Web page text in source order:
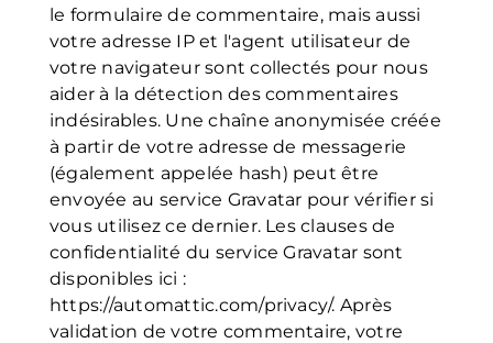
le formulaire de commentaire, mais aussi
votre adresse IP et l'agent utilisateur de
votre navigateur sont collectés pour nous
aider à la détection des commentaires
indésirables. Une chaîne anonymisée créée
à partir de votre adresse de messagerie
(également appelée hash) peut être
envoyée au service Gravatar pour vérifier si
vous utilisez ce dernier. Les clauses de
confidentialité du service Gravatar sont
disponibles ici :
https://automattic.com/privacy/. Après
validation de votre commentaire, votre